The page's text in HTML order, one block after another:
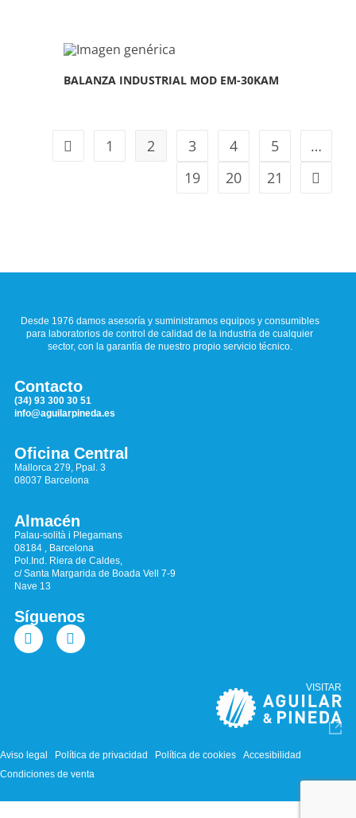
BALANZA INDUSTRIAL MOD EM-30KAM
1 2 3 4 5
…
19
20 21
Desde 1976 damos asesoría y suministramos equipos y consumibles
para laboratorios de control de calidad de la industria de cualquier
sector, con la garantía de nuestro propio servicio técnico.
Contacto
(34) 93 300 30 51
info@aguilarpineda.es
Oficina Central
Mallorca 279, Ppal. 3
08037 Barcelona
Almacén
Palau-solità i Plegamans
08184 , Barcelona
Pol.Ind. Riera de Caldes,
c/ Santa Margarida de Boada Vell 7-9
Nave 13
Síguenos
VISITAR
Aviso legal Política de privacidad Política de cookies
Accesibilidad
Condiciones de venta